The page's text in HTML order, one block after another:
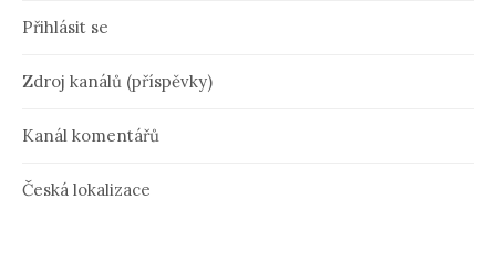
Přihlásit se
Zdroj kanálů (příspěvky)
Kanál komentářů
Česká lokalizace